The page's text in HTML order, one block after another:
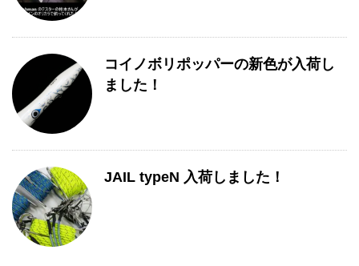
コイノボリポッパーの新色が入荷し
ました！
JAIL typeN 入荷しました！